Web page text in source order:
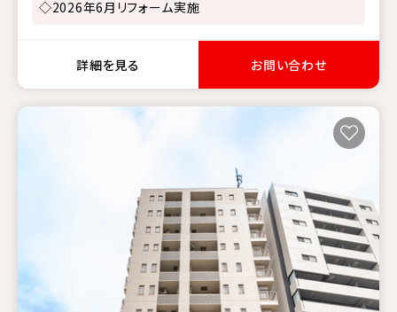
◇2026年6月リフォーム実施
詳細を見る お問い合わせ